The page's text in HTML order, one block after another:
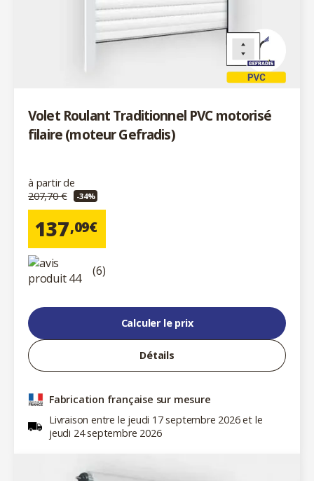
Volet Roulant Traditionnel PVC motorisé
filaire (moteur Gefradis)
à partir de
207,70 €
-34%
137,09€
(6)
Calculer le prix
Détails
Fabrication française sur mesure
Livraison entre le jeudi 17 septembre 2026 et le
jeudi 24 septembre 2026